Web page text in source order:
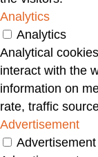
Analytics
Analytics
Analytical
interact with the
information on
rate, traffic
Advertisement
Advertisement